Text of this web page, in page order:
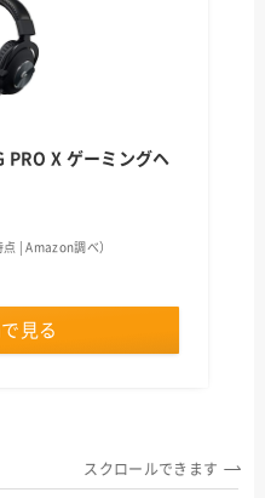
PRO X ゲーミングヘ
| Amazon調べ）
見る
スクロールできます